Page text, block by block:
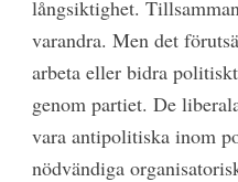
långsiktighet.
varandra. Men det
arbeta eller bidra
genom partiet. De
vara antipolitiska inom
nödvändiga